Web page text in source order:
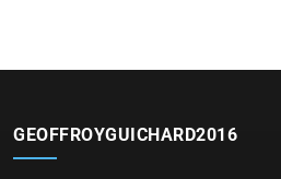
GEOFFROYGUICHARD2016